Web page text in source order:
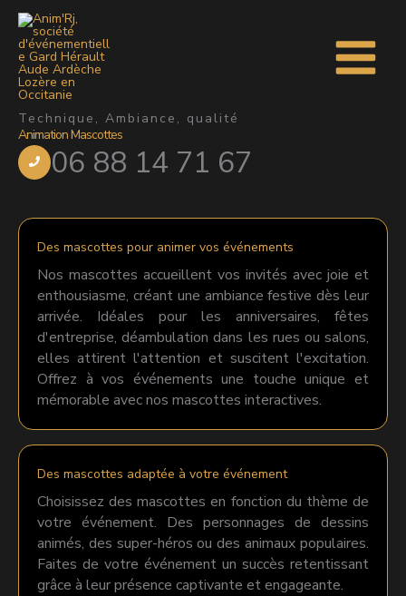
Aller
contenu
Technique, Ambiance, qualité
Animation Mascottes
06 88 14 71 67
Des mascottes pour animer vos événements
Nos mascottes accueillent vos invités avec joie et
enthousiasme, créant une ambiance festive dès leur
arrivée. Idéales pour les anniversaires, fêtes
d'entreprise, déambulation dans les rues ou salons,
elles attirent l'attention et suscitent l'excitation.
Offrez à vos événements une touche unique et
mémorable avec nos mascottes interactives.
Des mascottes adaptée à votre événement
Choisissez des mascottes en fonction du thème de
votre événement. Des personnages de dessins
animés, des super-héros ou des animaux populaires.
Faites de votre événement un succès retentissant
grâce à leur présence captivante et engageante.